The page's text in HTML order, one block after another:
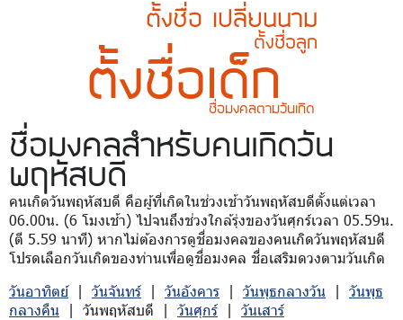
ตั้งชื่อ เปลี่ยนนาม
ตั้งชื่อลูก
ตั้งชื่อเด็ก
ชื่อมงคลตามวันเกิด
ชื่อมงคลสำหรับคนเกิดวัน
พฤหัสบดี
คนเกิดวันพฤหัสบดี คือผู้ที่เกิดในช่วงเช้าวันพฤหัสบดีตั้งแต่เวลา
06.00น. (6 โมงเช้า) ไปจนถึงช่วงใกล้รุ่งของวันศุกร์เวลา 05.59น.
(ตี 5.59 นาที) หากไม่ต้องการดูชื่อมงคลของคนเกิดวันพฤหัสบดี
โปรดเลือกวันเกิดของท่านเพื่อดูชื่อมงคล ชื่อเสริมดวงตามวันเกิด
วันอาทิตย์| วันจันทร์ | วันอังคาร | วันพุธกลางวัน | วันพุธ
กลางคืน | วันพฤหัสบดี | วันศุกร์ | วันเสาร์